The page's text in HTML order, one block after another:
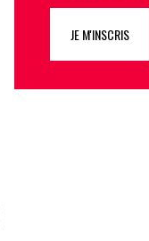
JE M'INSCRIS